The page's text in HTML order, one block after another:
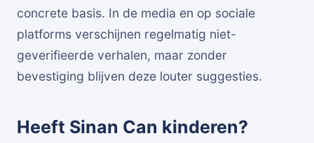
concrete basis. In de media en op sociale
platforms verschijnen regelmatig niet-
geverifieerde verhalen, maar zonder
bevestiging blijven deze louter suggesties.
Heeft Sinan Can kinderen?